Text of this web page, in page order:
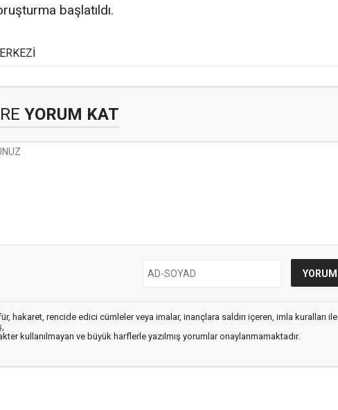
başlatıldı.
YORUM KAT
hakaret, rencide edici cümleler veya imalar, inançlara saldırı içeren, imla kuralları ile
kullanılmayan ve büyük harflerle yazılmış yorumlar onaylanmamaktadır.